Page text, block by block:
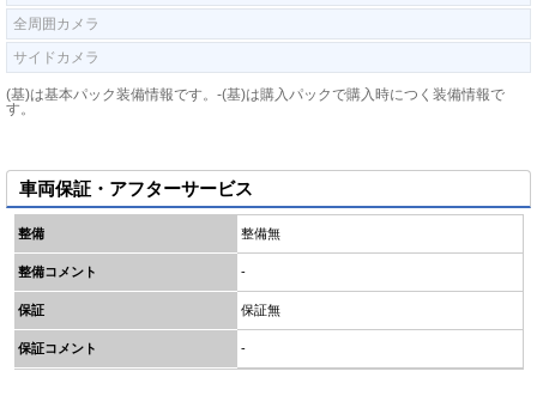
全周囲カメラ
サイドカメラ
(基)は基本パック装備情報です。-(基)は購入パックで購入時につく装備情報で
す。
車両保証・アフターサービス
整備 整備無
整備コメント -
保証 保証無
保証コメント -